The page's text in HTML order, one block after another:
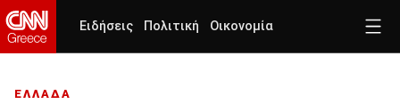
Ειδήσεις Πολιτική Οικονομία
ΕΛΛΑΔΑ